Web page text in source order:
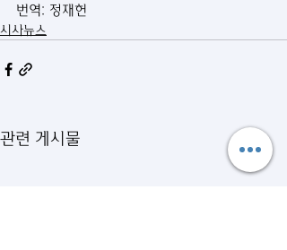
번역: 정재헌
시사뉴스
관련 게시물